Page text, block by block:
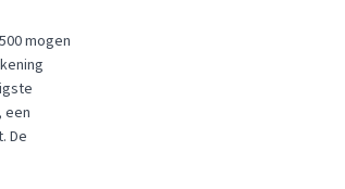
mogen
een
De